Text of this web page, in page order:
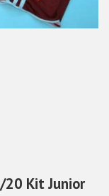
20 Kit Junior